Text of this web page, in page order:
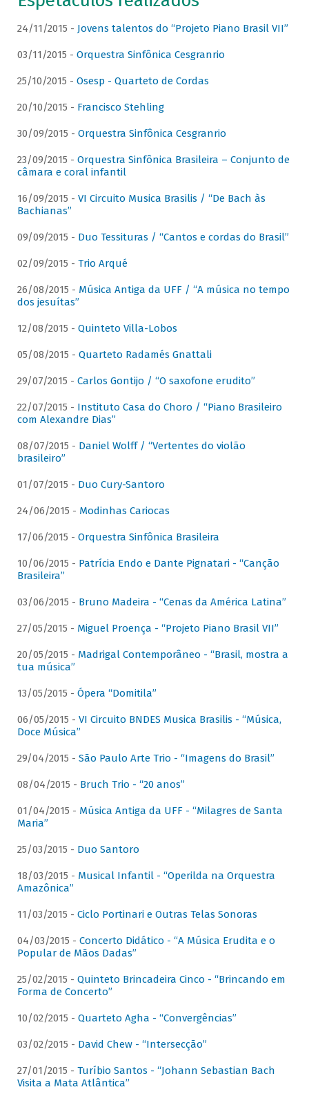
24/11/2015 - Jovens talentos do “Projeto Piano Brasil VII”
03/11/2015 - Orquestra Sinfônica Cesgranrio
25/10/2015 - Osesp - Quarteto de Cordas
20/10/2015 - Francisco Stehling
30/09/2015 - Orquestra Sinfônica Cesgranrio
23/09/2015 - Orquestra Sinfônica Brasileira – Conjunto de
câmara e coral infantil
16/09/2015 - VI Circuito Musica Brasilis / “De Bach às
Bachianas”
09/09/2015 - Duo Tessituras / “Cantos e cordas do Brasil”
02/09/2015 - Trio Arqué
26/08/2015 - Música Antiga da UFF / “A música no tempo
dos jesuítas”
12/08/2015 - Quinteto Villa-Lobos
05/08/2015 - Quarteto Radamés Gnattali
29/07/2015 - Carlos Gontijo / “O saxofone erudito”
22/07/2015 - Instituto Casa do Choro / “Piano Brasileiro
com Alexandre Dias”
08/07/2015 - Daniel Wolff / “Vertentes do violão
brasileiro”
01/07/2015 - Duo Cury-Santoro
24/06/2015 - Modinhas Cariocas
17/06/2015 - Orquestra Sinfônica Brasileira
10/06/2015 - Patrícia Endo e Dante Pignatari - “Canção
Brasileira”
03/06/2015 - Bruno Madeira - “Cenas da América Latina”
27/05/2015 - Miguel Proença - “Projeto Piano Brasil VII”
20/05/2015 - Madrigal Contemporâneo - “Brasil, mostra a
tua música”
13/05/2015 - Ópera “Domitila”
06/05/2015 - VI Circuito BNDES Musica Brasilis - “Música,
Doce Música”
29/04/2015 - São Paulo Arte Trio - “Imagens do Brasil”
08/04/2015 - Bruch Trio - “20 anos”
01/04/2015 - Música Antiga da UFF - “Milagres de Santa
Maria”
25/03/2015 - Duo Santoro
18/03/2015 - Musical Infantil - “Operilda na Orquestra
Amazônica”
11/03/2015 - Ciclo Portinari e Outras Telas Sonoras
04/03/2015 - Concerto Didático - “A Música Erudita e o
Popular de Mãos Dadas”
25/02/2015 - Quinteto Brincadeira Cinco - “Brincando em
Forma de Concerto”
10/02/2015 - Quarteto Agha - “Convergências”
03/02/2015 - David Chew - “Intersecção”
27/01/2015 - Turíbio Santos - “Johann Sebastian Bach
Visita a Mata Atlântica”